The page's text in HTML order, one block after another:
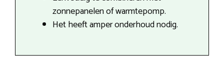
zonnepanelen of warmtepomp.
Het heeft amper onderhoud nodig.